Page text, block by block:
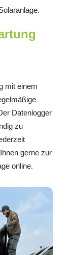
mit einem
Datenlogger
zu
gerne zur
online.